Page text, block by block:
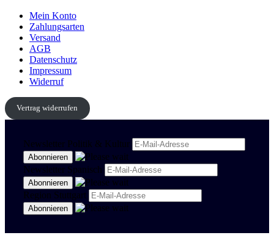
Mein Konto
Zahlungsarten
Versand
AGB
Datenschutz
Impressum
Widerruf
Vertrag widerrufen
Newsletter Politik & Kultur
Newsletter Spanisch
Region Stuttgart